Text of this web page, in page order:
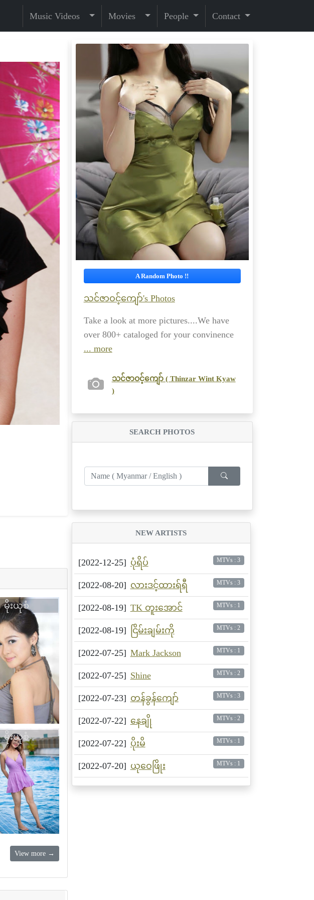
Music Videos Movies People Contact
မိုးယုစံ
မိုးယုစံ
View more →
A Random Photo !!
သင်ဇာဝင့်ကျော်'s Photos
Take a look at more pictures....We have
over 800+ cataloged for your convinence
... more
သင်ဇာဝင့်ကျော် ( Thinzar Wint Kyaw
)
SEARCH PHOTOS
NEW ARTISTS
[2022-12-25] ပုံရိပ် MTVs : 3
[2022-08-20] လားဒင့်ထားရ်ရီ MTVs : 3
[2022-08-19] TK တူးအောင် MTVs : 1
[2022-08-19] ငြိမ်းချမ်းကို MTVs : 2
[2022-07-25] Mark Jackson MTVs : 1
[2022-07-25] Shine MTVs : 2
[2022-07-23] တန်ခွန်ကျော် MTVs : 3
[2022-07-22] နေချို MTVs : 2
[2022-07-22] ပိုးမိ MTVs : 1
[2022-07-20] ယုဝေဖြိုး MTVs : 1